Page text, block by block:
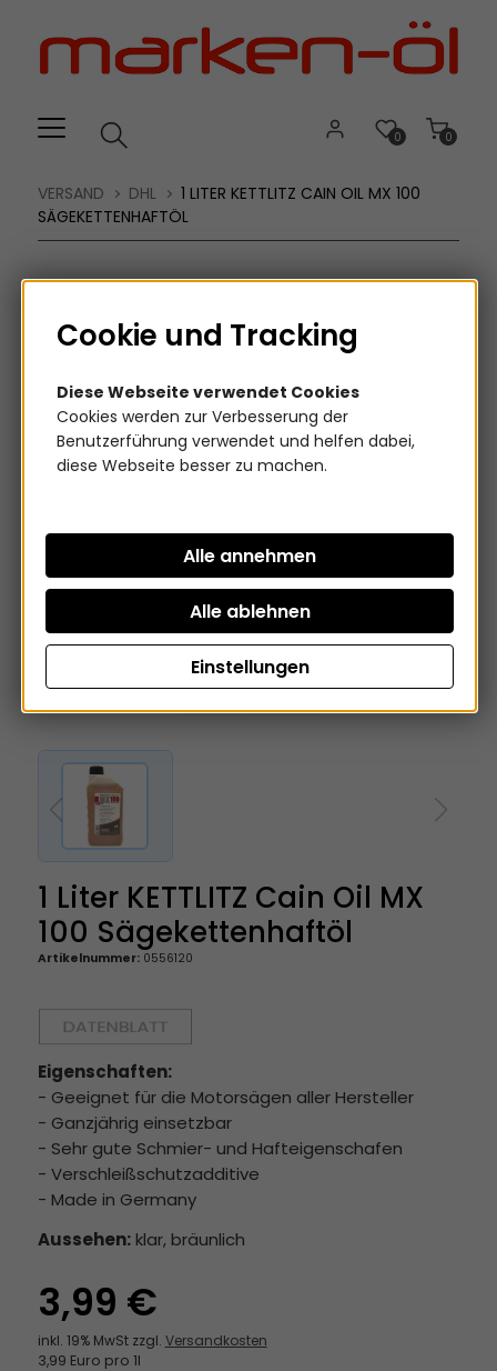
Verwenden
Barrierefreiheitsmenü
springen.
0
0
VERSAND DHL
1 LITER KETTLITZ CAIN OIL MX 100
SÄGEKETTENHAFTÖL
1 Liter KETTLITZ Cain Oil MX
100 Sägekettenhaftöl
Artikelnummer:0556120
Eigenschaften:
- Geeignet für die Motorsägen aller Hersteller
- Ganzjährig einsetzbar
- Sehr gute Schmier- und Hafteigenschafen
- Verschleißschutzadditive
- Made in Germany
Aussehen:klar, bräunlich
3,99 €
inkl. 19% MwSt zzgl. Versandkosten
3,99 Euro pro 1l
Cookie und Tracking
Diese Webseite verwendet Cookies
Cookies werden zur Verbesserung der
Benutzerführung verwendet und helfen dabei,
diese Webseite besser zu machen.
Einstellungen